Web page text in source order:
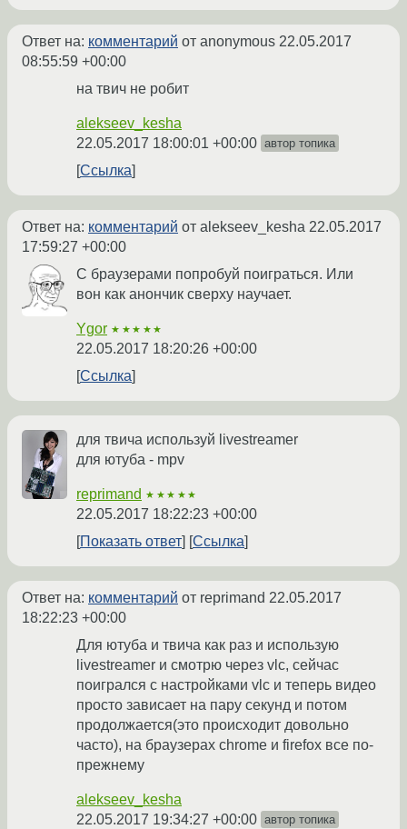
Ответ на: комментарий от anonymous 22.05.2017
08:55:59 +00:00
на твич не робит
alekseev_kesha
22.05.2017 18:00:01 +00:00 автор топика
Ссылка
Ответ на: комментарий от alekseev_kesha 22.05.2017
17:59:27 +00:00
С браузерами попробуй поиграться. Или
вон как анончик сверху научает.
Ygor ★★★★★
22.05.2017 18:20:26 +00:00
Ссылка
для твича используй livestreamer
для ютуба - mpv
reprimand ★★★★★
22.05.2017 18:22:23 +00:00
Показать ответ
Ссылка
Ответ на: комментарий от reprimand 22.05.2017
18:22:23 +00:00
Для ютуба и твича как раз и использую
livestreamer и смотрю через vlc, сейчас
поигрался с настройками vlc и теперь видео
просто зависает на пару секунд и потом
продолжается(это происходит довольно
часто), на браузерах chrome и firefox все по-
прежнему
alekseev_kesha
22.05.2017 19:34:27 +00:00 автор топика